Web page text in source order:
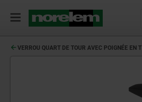
VERROU QUART DE TOUR AVEC POIGNÉE EN T